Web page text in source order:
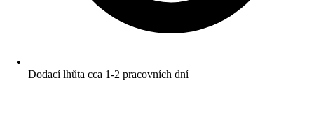
Dodací lhůta cca 1-2 pracovních dní